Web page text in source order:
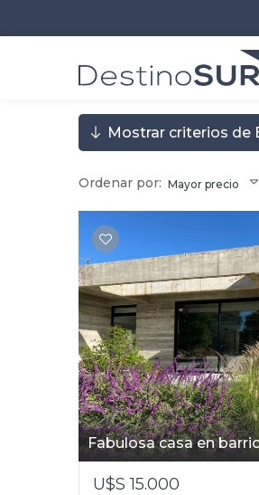
Mostrar criterios de
Ordenar por: Mayor precio
Fabulosa casa en
U$S 15.000